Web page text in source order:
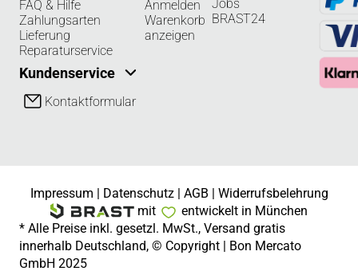
FAQ & Hilfe
Zahlungsarten
Lieferung
Reparaturservice
Kundenservice
Kontaktformular
Anmelden
Warenkorb
anzeigen
Jobs
BRAST24
Impressum | Datenschutz| AGB | Widerrufsbelehrung
mit
entwickelt in München
* Alle Preise inkl. gesetzl. MwSt., Versand gratis
innerhalb Deutschland, © Copyright | Bon Mercato
GmbH 2025